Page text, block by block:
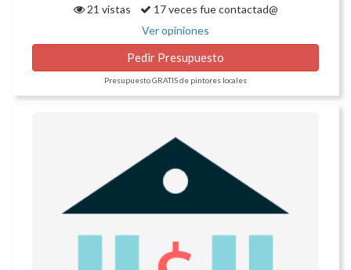
21 vistas
17 veces fue contactad@
Ver opiniones
Pedir Presupuesto
Presupuesto GRATIS de pintores locales